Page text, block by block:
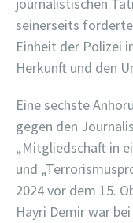
journalistischen
seinerseits
Einheit der Polizei
Herkunft und den
Eine sechste
gegen den
„Mitgliedschaft in
und
2024 vor dem 15.
Hayri Demir war